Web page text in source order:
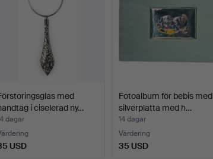
med
i ciselerad ny…
dagar
USD
Fotoalbum för bebis med
silverplatta med h…
14 dagar
Värdering
35 USD